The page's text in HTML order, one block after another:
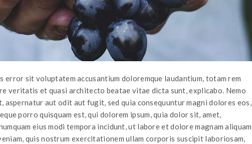
error sit voluptatem accusantium doloremque laudantium, totam rem
veritatis et quasi architecto beatae vitae dicta sunt, explicabo. Nemo
aspernatur aut odit aut fugit, sed quia consequuntur magni dolores eos,
porro quisquam est, qui dolorem ipsum, quia dolor sit, amet,
eius modi tempora incidunt, ut labore et dolore magnam aliquam
quis nostrum exercitationem ullam corporis suscipit laboriosam,